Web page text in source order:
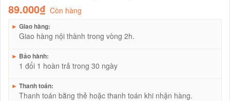
89.000₫ Còn hàng
► Giao hàng:
Giao hàng nội thành trong vòng 2h.
► Bảo hành:
1 đổi 1 hoàn trả trong 30 ngày
► Thanh toán:
Thanh toán bằng thẻ hoặc thanh toán khi nhận hàng.